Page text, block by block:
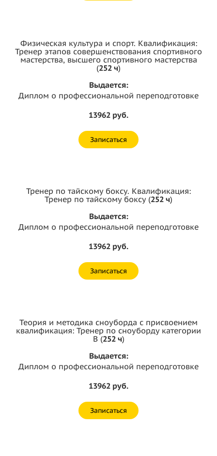
Физическая культура и спорт. Квалификация:
Тренер этапов совершенствования спортивного
мастерства, высшего спортивного мастерства
(252 ч)
Выдается:
Диплом о профессиональной переподготовке
13962 руб.
Записаться
Тренер по тайскому боксу. Квалификация:
Тренер по тайскому боксу (252 ч)
Выдается:
Диплом о профессиональной переподготовке
13962 руб.
Записаться
Теория и методика сноуборда с присвоением
квалификация: Тренер по сноуборду категории
B (252 ч)
Выдается:
Диплом о профессиональной переподготовке
13962 руб.
Записаться